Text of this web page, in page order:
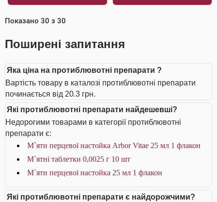
Показано 30 з 30
Поширені запитання
Яка ціна на протиблювотні препарати ?
Вартість товару в каталозі протиблювотні препарати
починається від 20.3 грн.
Які протиблювотні препарати найдешевші?
Недорогими товарами в категорії протиблювотні
препарати є:
М`яти перцевої настойка Arbor Vitae 25 мл 1 флакон
М`ятні таблетки 0,0025 г 10 шт
М`яти перцевої настойка 25 мл 1 флакон
Які протиблювотні препарати є найдорожчими?